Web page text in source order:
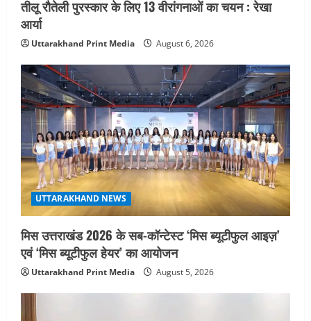
तीलू रौतेली पुरस्कार के लिए 13 वीरांगनाओं का चयन : रेखा
आर्या
Uttarakhand Print Media August 6, 2026
UTTARAKHAND NEWS
मिस उत्तराखंड 2026 के सब-कॉन्टेस्ट ‘मिस ब्यूटीफुल आइज़’
एवं ‘मिस ब्यूटीफुल हेयर’ का आयोजन
Uttarakhand Print Media August 5, 2026